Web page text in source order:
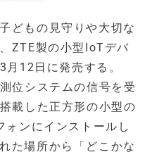
どもの見守りや大切な
ZTE製の小型IoTデバ
12日に発売する。
位システムの信号を受
載した正方形の小型の
ォンにインストールし
た場所から「どこかな